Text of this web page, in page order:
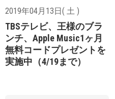
2019年04月13日( 土 )
TBSテレビ、王様のブラ
ンチ、Apple Music1ヶ月
無料コードプレゼントを
実施中（4/19まで）